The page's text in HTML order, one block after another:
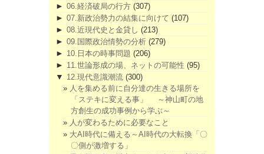
► 06.経済破局の行方 (307)
► 07.新政治勢力の結集に向けて (107)
► 08.近現代史と金貸し (213)
► 09.国際政治情勢の分析 (279)
► 10.日本の時事問題 (206)
► 11.世論形成の場、ネットの可能性 (95)
▼ 12.現代意識潮流 (300)
人を集める前に自分達の生きる場所を
「ステキに変える事」 ～神山町の地
方創生の成功事例から学ぶ～
人が変わるために必要なこと
大AI時代に備える～AI時代の大転換「〇
〇側が激増する」